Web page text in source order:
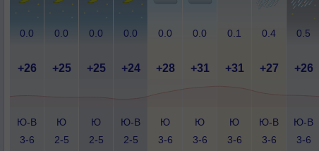
0.0 0.0 0.0 0.0 0.0 0.0 0.1 0.4 0.5
+26 +25 +25 +24 +28 +31 +31 +27 +26
Ю-В
3-6
Ю
2-5
Ю
2-5
Ю-В
2-5
Ю
3-6
Ю
3-6
Ю
3-6
Ю-В
3-6
Ю-В
3-6